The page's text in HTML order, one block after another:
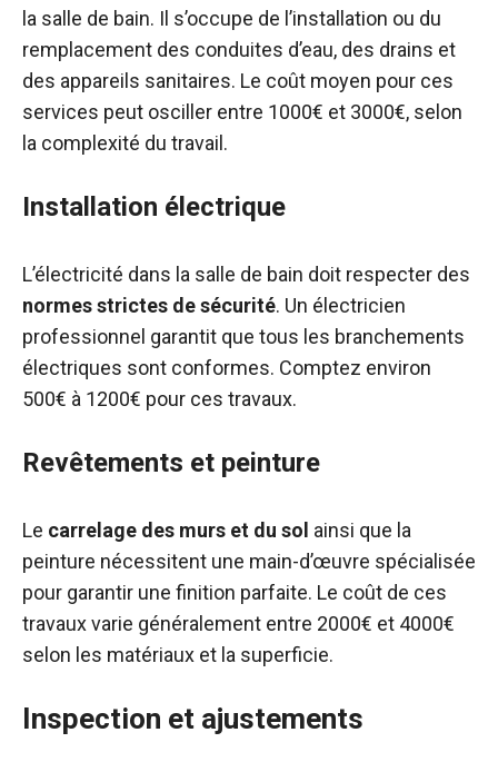
la salle de bain. Il s’occupe de l’installation ou du
remplacement des conduites d’eau, des drains et
des appareils sanitaires. Le coût moyen pour ces
services peut osciller entre 1000€ et 3000€, selon
la complexité du travail.
Installation électrique
L’électricité dans la salle de bain doit respecter des
normes strictes de sécurité. Un électricien
professionnel garantit que tous les branchements
électriques sont conformes. Comptez environ
500€ à 1200€ pour ces travaux.
Revêtements et peinture
Le carrelage des murs et du sol ainsi que la
peinture nécessitent une main-d’œuvre spécialisée
pour garantir une finition parfaite. Le coût de ces
travaux varie généralement entre 2000€ et 4000€
selon les matériaux et la superficie.
Inspection et ajustements